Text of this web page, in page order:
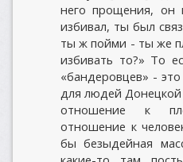
него прощения, он
избивал, ты был
ты ж пойми - ты же
избивать то?» То
«бандеровцев» -
для людей Донецкой
отношение к
отношение к
бы безыдейная